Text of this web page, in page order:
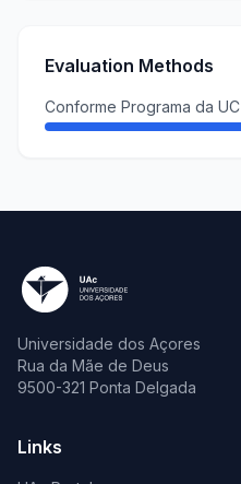
Evaluation Methods
Conforme Programa da UC
Universidade dos Açores
Rua da Mãe de Deus
9500-321 Ponta Delgada
Links